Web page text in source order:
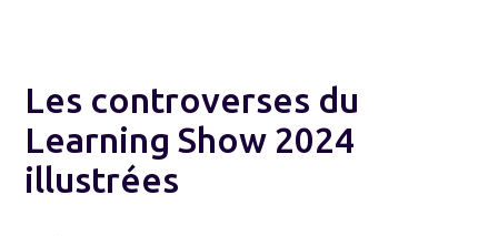
Les controverses du
Learning Show 2024
illustrées